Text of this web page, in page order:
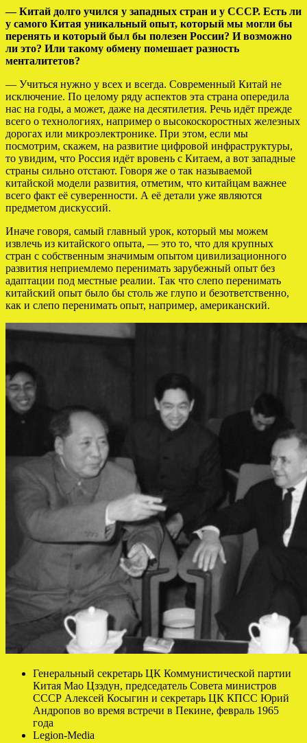
— Китай долго учился у западных стран и у СССР. Есть ли
у самого Китая уникальный опыт, который мы могли бы
перенять и который был бы полезен России? И возможно
ли это? Или такому обмену помешает разность
менталитетов?
— Учиться нужно у всех и всегда. Современный Китай не
исключение. По целому ряду аспектов эта страна опередила
нас на годы, а может, даже на десятилетия. Речь идёт прежде
всего о технологиях, например о высокоскоростных железных
дорогах или микроэлектронике. При этом, если мы
посмотрим, скажем, на развитие цифровой инфраструктуры,
то увидим, что Россия идёт вровень с Китаем, а вот западные
страны сильно отстают. Говоря же о так называемой
китайской модели развития, отметим, что китайцам важнее
всего факт её суверенности. А её детали уже являются
предметом дискуссий.
Иначе говоря, самый главный урок, который мы можем
извлечь из китайского опыта, — это то, что для крупных
стран с собственным значимым опытом цивилизационного
развития неприемлемо перенимать зарубежный опыт без
адаптации под местные реалии. Так что слепо перенимать
китайский опыт было бы столь же глупо и безответственно,
как и слепо перенимать опыт, например, американский.
Генеральный секретарь ЦК Коммунистической партии
Китая Мао Цзэдун, председатель Совета министров
СССР Алексей Косыгин и секретарь ЦК КПСС Юрий
Андропов во время встречи в Пекине, февраль 1965
года
Legion-Media